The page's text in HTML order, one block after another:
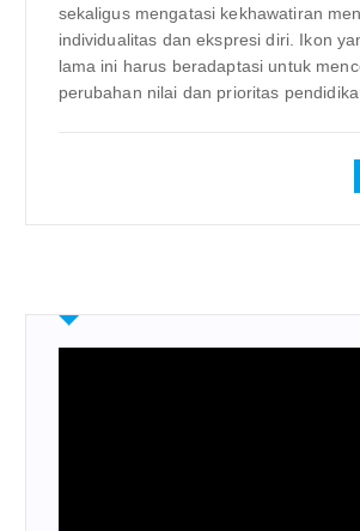
sekaligus mengatasi kekhawatiran
individualitas dan ekspresi diri. Ikon
lama ini harus beradaptasi untuk
perubahan nilai dan prioritas